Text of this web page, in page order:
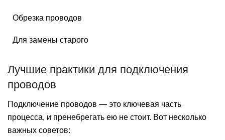
Обрезка проводов
Для замены старого
Лучшие практики для подключения
проводов
Подключение проводов — это ключевая часть
процесса, и пренебрегать ею не стоит. Вот несколько
важных советов: